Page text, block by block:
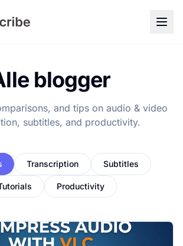
blogger
and tips on audio & video
subtitles, and productivity.
Transcription Subtitles
Productivity